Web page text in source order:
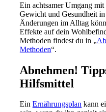
Ein achtsamer Umgang mit
Gewicht und Gesundheit
Änderungen im Alltag
Effekte auf dein
Methoden findest du in „
Methoden“.
Abnehmen!
Hilfsmittel
EinErnährungsplan kann